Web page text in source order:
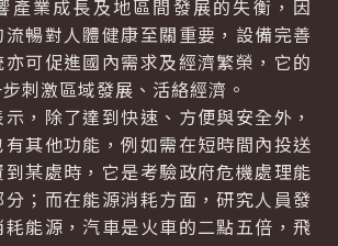
產業成長及地區間發展的失衡，因
流暢對人體健康至關重要，設備完善
可促進國內需求及經濟繁榮，它的
刺激區域發展、活絡經濟。
除了達到快速、方便與安全外，
其他功能，例如需在短時間內投送
某處時，它是考驗政府危機處理能
；而在能源消耗方面，研究人員發
能源，汽車是火車的二點五倍，飛